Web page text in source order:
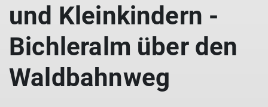
und Kleinkindern -
Bichleralm über den
Waldbahnweg